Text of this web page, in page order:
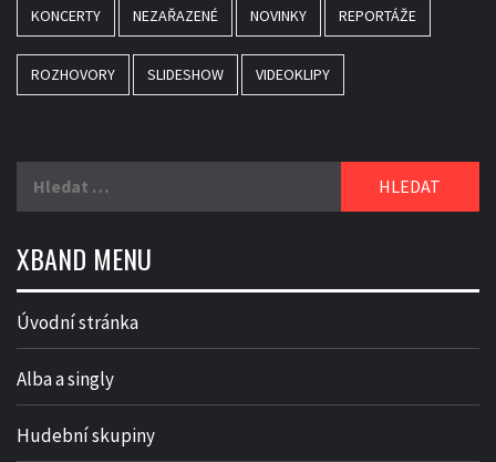
KONCERTY NEZAŘAZENÉ NOVINKY REPORTÁŽE
ROZHOVORY SLIDESHOW VIDEOKLIPY
XBAND MENU
Úvodní stránka
Alba a singly
Hudební skupiny